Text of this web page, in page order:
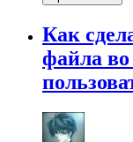
Как
файла